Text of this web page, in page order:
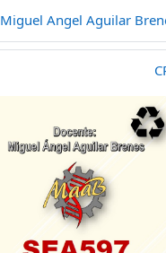
Miguel Angel Aguilar